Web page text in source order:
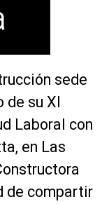
sede
su XI
Laboral con
en Las
de compartir